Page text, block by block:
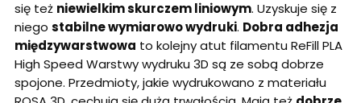
się też niewielkim skurczem liniowym. Uzyskuje się z
niego stabilne wymiarowo wydruki. Dobra adhezja
międzywarstwowa to kolejny atut filamentu ReFill PLA
High Speed Warstwy wydruku 3D są ze sobą dobrze
spojone. Przedmioty, jakie wydrukowano z materiału